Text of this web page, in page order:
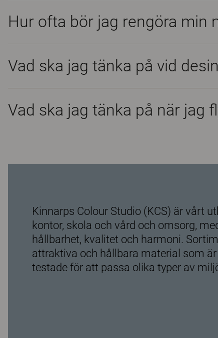
Hur ofta bör jag rengöra min
Vad ska jag tänka på vid
Vad ska jag tänka på när jag
Kinnarps Colour Studio (KCS) är vårt
kontor, skola och vård och omsorg,
hållbarhet, kvalitet och harmoni.
attraktiva och hållbara material som
testade för att passa olika typer av